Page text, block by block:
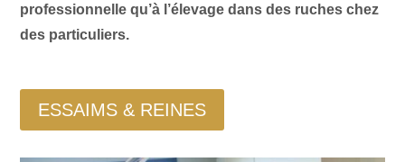
professionnelle qu’à l’élevage dans des ruches chez
des particuliers.
ESSAIMS & REINES